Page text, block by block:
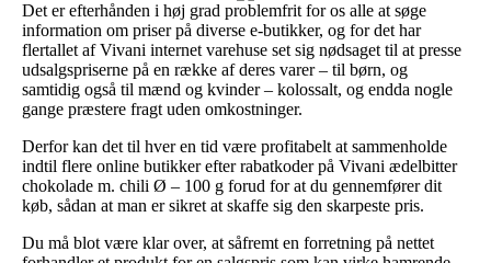
Det er efterhånden i høj grad problemfrit for os alle at søge
information om priser på diverse e-butikker, og for det har
flertallet af Vivani internet varehuse set sig nødsaget til at presse
udsalgspriserne på en række af deres varer – til børn, og
samtidig også til mænd og kvinder – kolossalt, og endda nogle
gange præstere fragt uden omkostninger.
Derfor kan det til hver en tid være profitabelt at sammenholde
indtil flere online butikker efter rabatkoder på Vivani ædelbitter
chokolade m. chili Ø – 100 g forud for at du gennemfører dit
køb, sådan at man er sikret at skaffe sig den skarpeste pris.
Du må blot være klar over, at såfremt en forretning på nettet